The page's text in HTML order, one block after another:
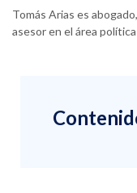
Tomás Arias es
asesor en el área